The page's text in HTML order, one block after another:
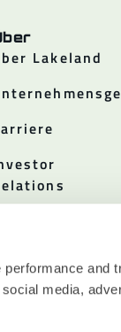
and
media,
Lakeland